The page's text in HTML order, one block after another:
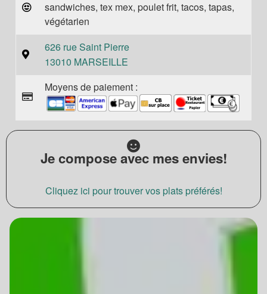
sandwiches, tex mex, poulet frit, tacos, tapas,
végétarien
626 rue Saint Pierre
13010 MARSEILLE
Moyens de paiement :
Je compose avec mes envies!
Cliquez ici pour trouver vos plats préférés!